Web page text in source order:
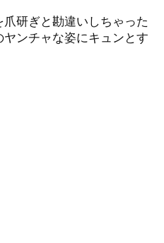
研ぎと勘違いしちゃった
ヤンチャな姿にキュンとす